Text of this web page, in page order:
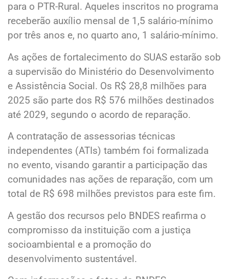
para o PTR-Rural. Aqueles inscritos no programa
receberão auxílio mensal de 1,5 salário-mínimo
por três anos e, no quarto ano, 1 salário-mínimo.
As ações de fortalecimento do SUAS estarão sob
a supervisão do Ministério do Desenvolvimento
e Assistência Social. Os R$ 28,8 milhões para
2025 são parte dos R$ 576 milhões destinados
até 2029, segundo o acordo de reparação.
A contratação de assessorias técnicas
independentes (ATIs) também foi formalizada
no evento, visando garantir a participação das
comunidades nas ações de reparação, com um
total de R$ 698 milhões previstos para este fim.
A gestão dos recursos pelo BNDES reafirma o
compromisso da instituição com a justiça
socioambiental e a promoção do
desenvolvimento sustentável.